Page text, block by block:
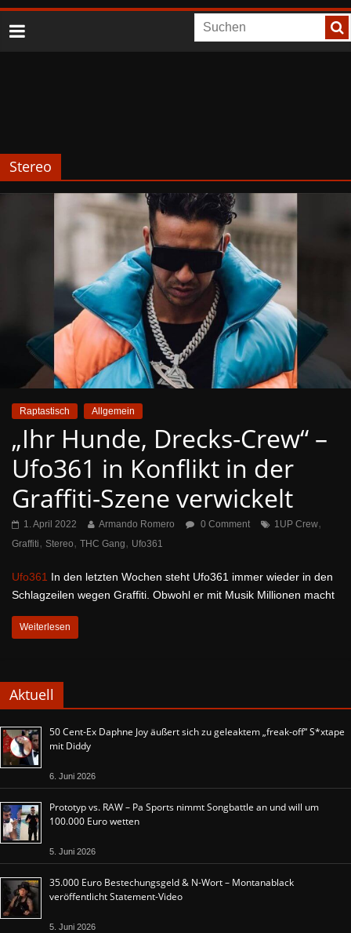
Stereo
Raptastisch Allgemein
„Ihr Hunde, Drecks-Crew“ –
Ufo361 in Konflikt in der
Graffiti-Szene verwickelt
1. April 2022 Armando Romero 0 Comment 1UP Crew,
Graffiti, Stereo, THC Gang, Ufo361
Ufo361 In den letzten Wochen steht Ufo361 immer wieder in den
Schlagzeilen wegen Graffiti. Obwohl er mit Musik Millionen macht
Weiterlesen
Aktuell
50 Cent-Ex Daphne Joy äußert sich zu geleaktem „freak-off“ S*xtape
mit Diddy
6. Juni 2026
Prototyp vs. RAW – Pa Sports nimmt Songbattle an und will um
100.000 Euro wetten
5. Juni 2026
35.000 Euro Bestechungsgeld & N-Wort – Montanablack
veröffentlicht Statement-Video
5. Juni 2026